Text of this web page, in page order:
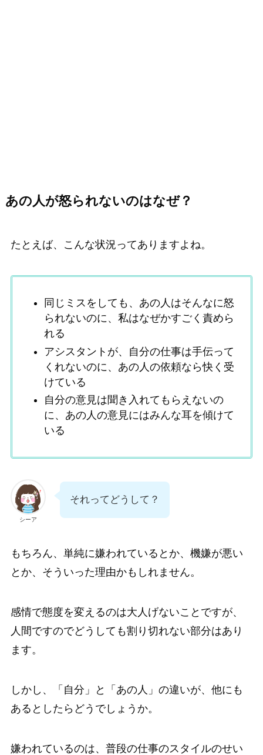
あの人が怒られないのはなぜ？
たとえば、こんな状況ってありますよね。
同じミスをしても、あの人はそんなに怒
られないのに、私はなぜかすごく責めら
れる
アシスタントが、自分の仕事は手伝って
くれないのに、あの人の依頼なら快く受
けている
自分の意見は聞き入れてもらえないの
に、あの人の意見にはみんな耳を傾けて
いる
シーア
それってどうして？
もちろん、単純に嫌われているとか、機嫌が悪い
とか、そういった理由かもしれません。
感情で態度を変えるのは大人げないことですが、
人間ですのでどうしても割り切れない部分はあり
ます。
しかし、「自分」と「あの人」の違いが、他にも
あるとしたらどうでしょうか。
嫌われているのは、普段の仕事のスタイルのせい